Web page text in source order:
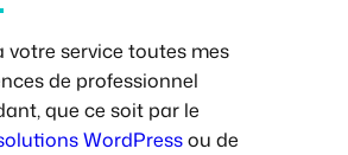
votre service toutes mes
de professionnel
que ce soit par le
WordPressou de